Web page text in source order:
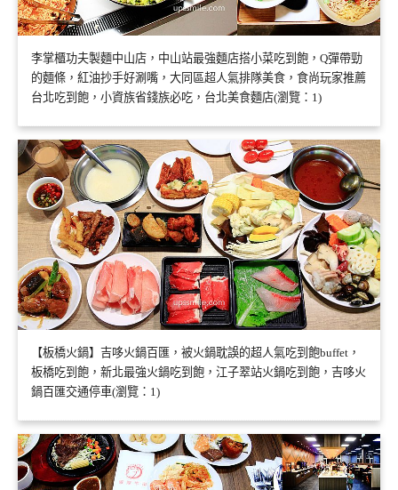
李掌櫃功夫製麵中山店，中山站最強麵店搭小菜吃到飽，Q彈帶勁
的麵條，紅油抄手好涮嘴，大同區超人氣排隊美食，食尚玩家推薦
台北吃到飽，小資族省錢族必吃，台北美食麵店(瀏覽：1)
【板橋火鍋】吉哆火鍋百匯，被火鍋耽誤的超人氣吃到飽buffet，
板橋吃到飽，新北最強火鍋吃到飽，江子翠站火鍋吃到飽，吉哆火
鍋百匯交通停車(瀏覽：1)